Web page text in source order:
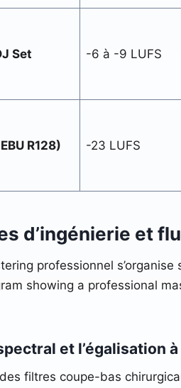
Set -6 à -9 LUFS
R128) -23 LUFS
d’ingénierie et
professionnel
showing a professional
et l’égalisation
des filtres coupe-bas